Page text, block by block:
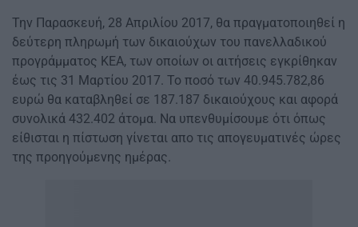
Την Παρασκευή, 28 Απριλίου 2017, θα πραγματοποιηθεί η
δεύτερη πληρωμή των δικαιούχων του πανελλαδικού
προγράμματος ΚΕΑ, των οποίων οι αιτήσεις εγκρίθηκαν
έως τις 31 Μαρτίου 2017. Το ποσό των 40.945.782,86
ευρώ θα καταβληθεί σε 187.187 δικαιούχους και αφορά
συνολικά 432.402 άτομα. Να υπενθυμίσουμε ότι όπως
είθισται η πίστωση γίνεται απο τις απογευματινές ώρες
της προηγούμενης ημέρας.